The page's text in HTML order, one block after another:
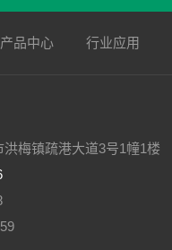
产品中心 行业应用
洪梅镇疏港大道3号1幢1楼